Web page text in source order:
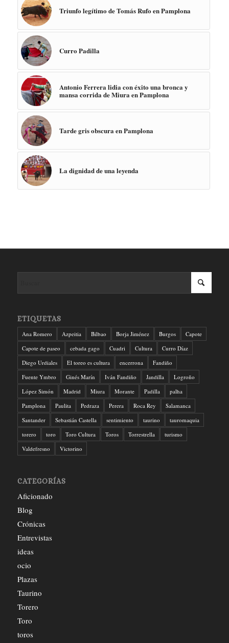
Triunfo legítimo de Tomás Rufo en Pamplona
Curro Padilla
Antonio Ferrera lidia con éxito una bronca y
mansa corrida de Miura en Pamplona
Tarde gris obscura en Pamplona
La dignidad de una leyenda
ETIQUETAS
Ana Romero Azpeitia Bilbao Borja Jiménez Burgos
Capote
Capote de paseo
cebada gago Cuadri Cultura
Curro Díaz
Diego Urdiales
El toreo es cultura encerrona
Fandiño
Fuente Ymbro
Ginés Marín Iván Fandiño Jandilla
Logroño
López Simón
Madrid Miura Morante Padilla
palha
Pamplona
Paulita Pedraza Perera Roca Rey
Salamanca
Santander
Sebastián Castella sentimiento taurino
tauromaquia
torero
toro Toro Cultura Toros Torrestrella
turismo
Valdefresno
Victorino
CATEGORÍAS
Aficionado
Blog
Crónicas
Entrevistas
ideas
ocio
Plazas
Taurino
Torero
Toro
toros